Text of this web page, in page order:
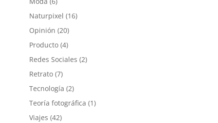
Naturpixel (16)
Opinión (20)
Producto(4)
Redes Sociales (2)
Retrato(7)
Tecnología (2)
Teoría fotográfica (1)
Viajes (42)